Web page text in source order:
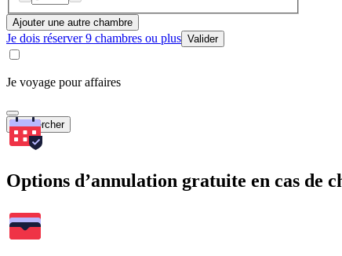
Ajouter une autre chambre
Je dois réserver 9 chambres ou plus Valider
Je voyage pour affaires
Rechercher
Options d’annulation gratuite en cas de